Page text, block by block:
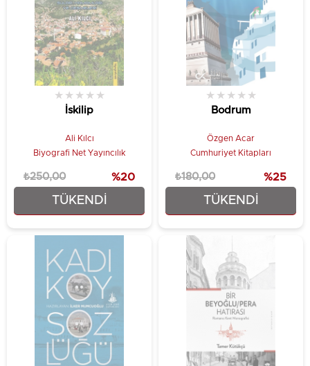
TÜKENDI
İskilip
★ ★ ★ ★ ★
Ali Kılcı
Biyografi Net Yayıncılık
₺200,00
₺250,00 %20
TÜKENDI
Bodrum
★ ★ ★ ★ ★
Özgen Acar
Cumhuriyet Kitapları
₺135,00
₺180,00 %25